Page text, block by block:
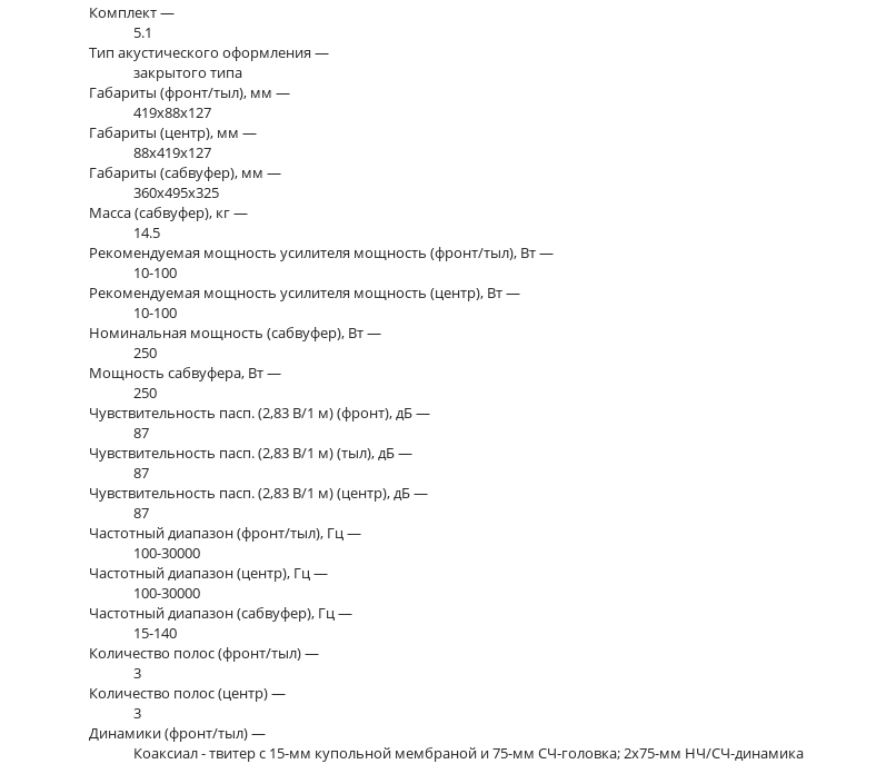
Комплект —
5.1
Тип акустического оформления —
закрытого типа
Габариты (фронт/тыл), мм —
419x88x127
Габариты (центр), мм —
88x419x127
Габариты (сабвуфер), мм —
360x495x325
Масса (сабвуфер), кг —
14.5
Рекомендуемая мощность усилителя мощность (фронт/тыл), Вт —
10-100
Рекомендуемая мощность усилителя мощность (центр), Вт —
10-100
Номинальная мощность (сабвуфер), Вт —
250
Мощность сабвуфера, Вт —
250
Чувствительность пасп. (2,83 В/1 м) (фронт), дБ —
87
Чувствительность пасп. (2,83 В/1 м) (тыл), дБ —
87
Чувствительность пасп. (2,83 В/1 м) (центр), дБ —
87
Частотный диапазон (фронт/тыл), Гц —
100-30000
Частотный диапазон (центр), Гц —
100-30000
Частотный диапазон (сабвуфер), Гц —
15-140
Количество полос (фронт/тыл) —
3
Количество полос (центр) —
3
Динамики (фронт/тыл) —
Коаксиал - твитер с 15-мм купольной мембраной и 75-мм СЧ-головка; 2x75-мм НЧ/СЧ-динамика